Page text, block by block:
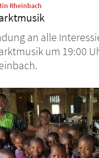
Rheinbach
an alle
um 19:00